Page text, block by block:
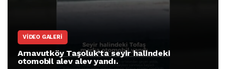
VIDEO GALERI
Arnavutköy Taşoluk’ta seyir halindeki
otomobil alev alev yandı.